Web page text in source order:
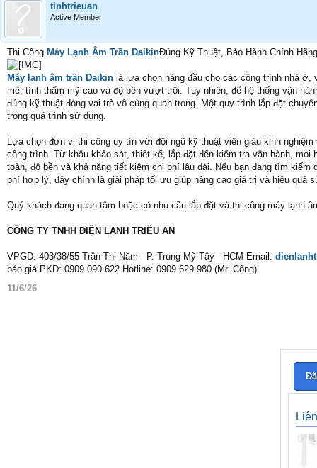
tinhtrieuan
Active Member
Thi Công Máy Lạnh Âm Trần DaikinĐúng Kỹ Thuật, Bảo Hành Chính Hãng
Máy lạnh âm trần Daikin là lựa chọn hàng đầu cho các công trình nhà
mẽ, tính thẩm mỹ cao và độ bền vượt trội. Tuy nhiên, để hệ thống vận
đúng kỹ thuật đóng vai trò vô cùng quan trọng. Một quy trình lắp đặt
trong quá trình sử dụng.
Lựa chọn đơn vị thi công uy tín với đội ngũ kỹ thuật viên giàu kinh
công trình. Từ khâu khảo sát, thiết kế, lắp đặt đến kiểm tra vận hành,
toàn, độ bền và khả năng tiết kiệm chi phí lâu dài. Nếu bạn đang tìm kiếm
phí hợp lý, đây chính là giải pháp tối ưu giúp nâng cao giá trị và hiệu quả
Quý khách đang quan tâm hoặc có nhu cầu lắp đặt và thi công máy lạnh
CÔNG TY TNHH ĐIỆN LẠNH TRIỀU AN
VPGD: 403/38/55 Trần Thị Năm - P. Trung Mỹ Tây - HCM Email:
báo giá PKD: 0909.090.622 Hotline: 0909 629 980 (Mr. Công)
11/6/26